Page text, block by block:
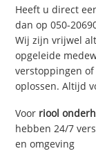
Heeft u direct
dan op 050-
Wij zijn vrijwel
opgeleide
verstoppingen
oplossen. Altijd
Voor riool
hebben 24/7
en omgeving